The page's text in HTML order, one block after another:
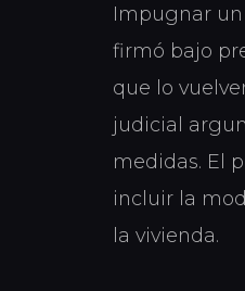
Impugnar un
firmó bajo
que lo
judicial
medidas. El
incluir la
la vivienda.